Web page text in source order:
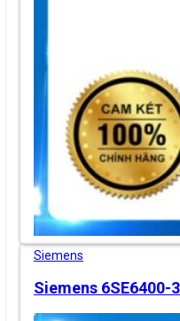
Siemens
Siemens 6SE6400-